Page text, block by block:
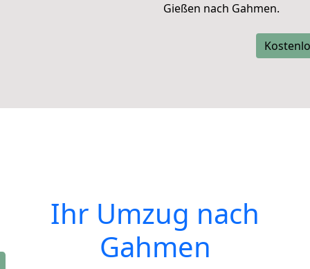
Gießen nach Gahmen.
Ihr Umzug nach
Gahmen